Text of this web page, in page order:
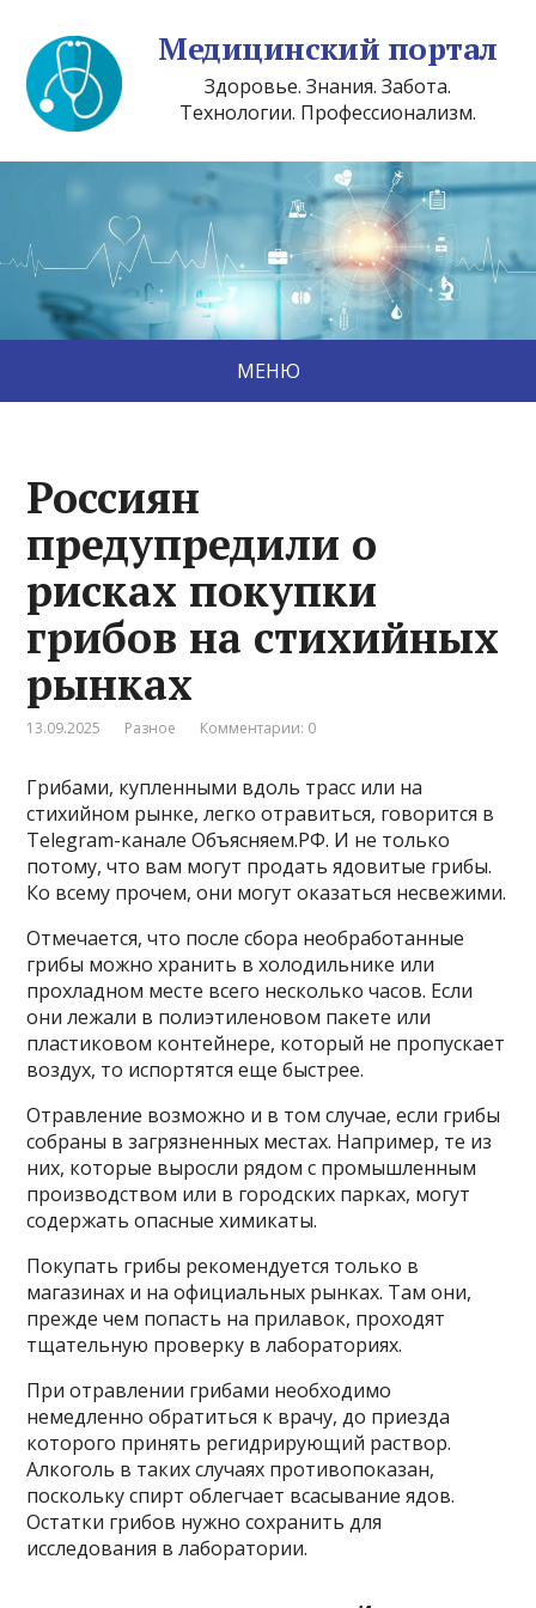
Медицинский портал
Здоровье. Знания. Забота.
Технологии. Профессионализм.
МЕНЮ
Россиян
предупредили о
рисках покупки
грибов на стихийных
рынках
13.09.2025 Разное Комментарии: 0
Грибами, купленными вдоль трасс или на
стихийном рынке, легко отравиться, говорится в
Telegram-канале Объясняем.РФ. И не только
потому, что вам могут продать ядовитые грибы.
Ко всему прочем, они могут оказаться несвежими.
Отмечается, что после сбора необработанные
грибы можно хранить в холодильнике или
прохладном месте всего несколько часов. Если
они лежали в полиэтиленовом пакете или
пластиковом контейнере, который не пропускает
воздух, то испортятся еще быстрее.
Отравление возможно и в том случае, если грибы
собраны в загрязненных местах. Например, те из
них, которые выросли рядом с промышленным
производством или в городских парках, могут
содержать опасные химикаты.
Покупать грибы рекомендуется только в
магазинах и на официальных рынках. Там они,
прежде чем попасть на прилавок, проходят
тщательную проверку в лабораториях.
При отравлении грибами необходимо
немедленно обратиться к врачу, до приезда
которого принять регидрирующий раствор.
Алкоголь в таких случаях противопоказан,
поскольку спирт облегчает всасывание ядов.
Остатки грибов нужно сохранить для
исследования в лаборатории.